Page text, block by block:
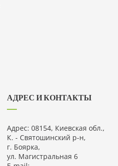
АДРЕС И КОНТАКТЫ
Адрес: 08154, Киевская обл.,
К. - Святошинский р-н,
г. Боярка,
ул. Магистральная 6